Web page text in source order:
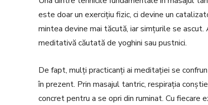
este doar un exercițiu fizic, ci devine un
mintea devine mai tăcută, iar simțurile se
meditativă căutată de yoghini sau pustnici.
De fapt, mulți practicanți ai meditației se
în prezent. Prin masajul tantric, respirația
concret pentru a se opri din ruminat. Cu fiecare